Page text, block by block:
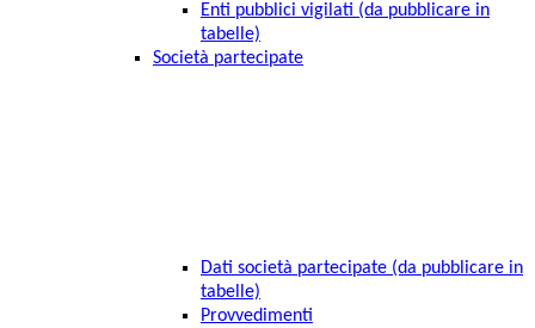
Enti pubblici vigilati (da pubblicare in
tabelle)
Società partecipate
Dati società partecipate (da pubblicare in
tabelle)
Provvedimenti